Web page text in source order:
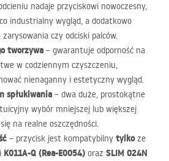
nadaje przyciskowi nowoczesny,
industrialny wygląd, a dodatkowo
czy odciski palców.
tworzywa – gwarantuje odporność na
w codziennym czyszczeniu,
nienaganny i estetyczny wygląd.
spłukiwania – dwa duże, prostokątne
wybór mniejszej lub większej
na realne oszczędności.
– przycisk jest kompatybilny tylkoze
K011A-Q (Rea-E0054) oraz SLIM 024N